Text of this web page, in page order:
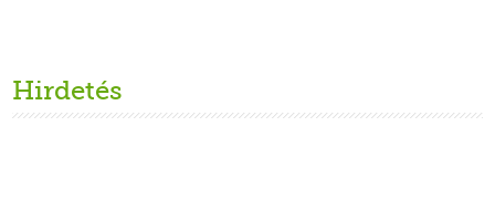
Hirdetés